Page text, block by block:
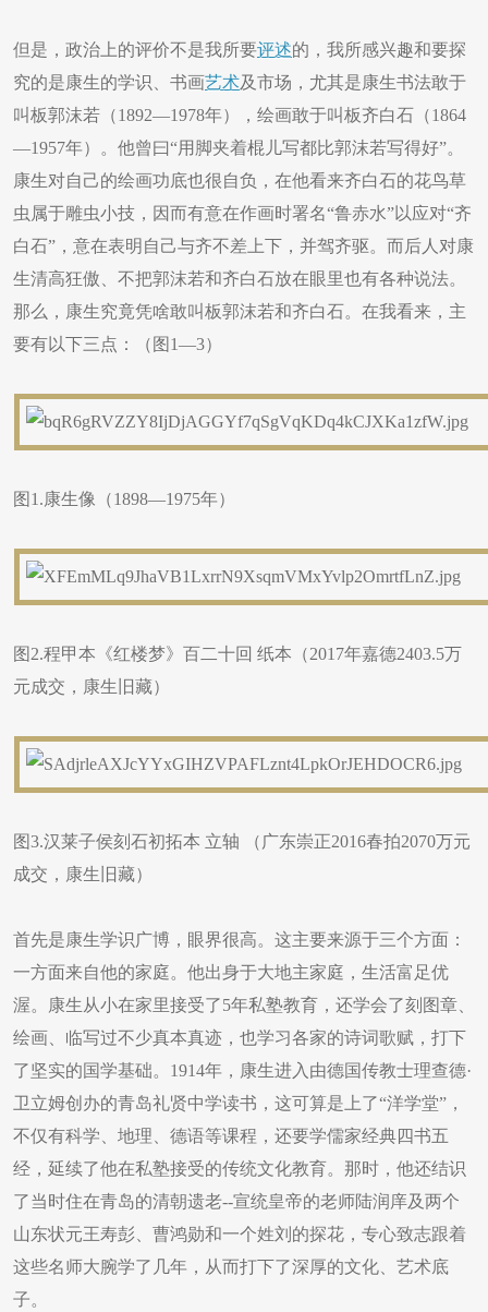
但是，政治上的评价不是我所要评述的，我所感兴趣和要探
究的是康生的学识、书画艺术及市场，尤其是康生书法敢于
叫板郭沫若（1892—1978年），绘画敢于叫板齐白石（1864
—1957年）。他曾曰“用脚夹着棍儿写都比郭沫若写得好”。
康生对自己的绘画功底也很自负，在他看来齐白石的花鸟草
虫属于雕虫小技，因而有意在作画时署名“鲁赤水”以应对“齐
白石”，意在表明自己与齐不差上下，并驾齐驱。而后人对康
生清高狂傲、不把郭沫若和齐白石放在眼里也有各种说法。
那么，康生究竟凭啥敢叫板郭沫若和齐白石。在我看来，主
要有以下三点：（图1—3）
图1.康生像（1898—1975年）
图2.程甲本《红楼梦》百二十回 纸本（2017年嘉德2403.5万
元成交，康生旧藏）
图3.汉莱子侯刻石初拓本 立轴 （广东崇正2016春拍2070万元
成交，康生旧藏）
首先是康生学识广博，眼界很高。这主要来源于三个方面：
一方面来自他的家庭。他出身于大地主家庭，生活富足优
渥。康生从小在家里接受了5年私塾教育，还学会了刻图章、
绘画、临写过不少真本真迹，也学习各家的诗词歌赋，打下
了坚实的国学基础。1914年，康生进入由德国传教士理查德·
卫立姆创办的青岛礼贤中学读书，这可算是上了“洋学堂”，
不仅有科学、地理、德语等课程，还要学儒家经典四书五
经，延续了他在私塾接受的传统文化教育。那时，他还结识
了当时住在青岛的清朝遗老--宣统皇帝的老师陆润庠及两个
山东状元王寿彭、曹鸿勋和一个姓刘的探花，专心致志跟着
这些名师大腕学了几年，从而打下了深厚的文化、艺术底
子。